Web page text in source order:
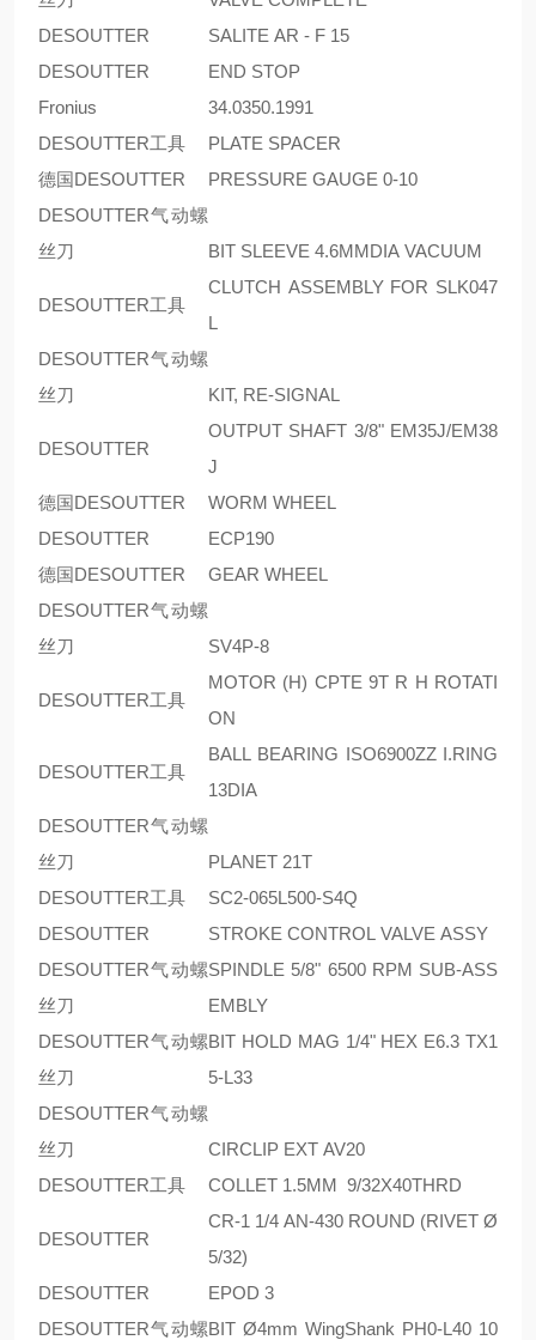
DESOUTTER
SALITE AR - F 15
DESOUTTER
END STOP
Fronius
34.0350.1991
DESOUTTER工具
PLATE SPACER
德国DESOUTTER
PRESSURE GAUGE 0-10
DESOUTTER气动螺
丝刀
BIT SLEEVE 4.6MMDIA VACUUM
DESOUTTER工具
CLUTCH ASSEMBLY FOR SLK047
L
DESOUTTER气动螺
丝刀
KIT, RE-SIGNAL
DESOUTTER
OUTPUT SHAFT 3/8" EM35J/EM38
J
德国DESOUTTER
WORM WHEEL
DESOUTTER
ECP190
德国DESOUTTER
GEAR WHEEL
DESOUTTER气动螺
丝刀
SV4P-8
DESOUTTER工具
MOTOR (H) CPTE 9T R H ROTATI
ON
DESOUTTER工具
BALL BEARING ISO6900ZZ I.RING
13DIA
DESOUTTER气动螺
丝刀
PLANET 21T
DESOUTTER工具
SC2-065L500-S4Q
DESOUTTER
STROKE CONTROL VALVE ASSY
DESOUTTER气动螺
丝刀
SPINDLE 5/8" 6500 RPM SUB-ASS
EMBLY
DESOUTTER气动螺
丝刀
BIT HOLD MAG 1/4" HEX E6.3 TX1
5-L33
DESOUTTER气动螺
丝刀
CIRCLIP EXT AV20
DESOUTTER工具
COLLET 1.5MM 9/32X40THRD
DESOUTTER
CR-1 1/4 AN-430 ROUND (RIVET Ø
5/32)
DESOUTTER
EPOD 3
DESOUTTER气动螺BIT Ø4mm WingShank PH0-L40 10